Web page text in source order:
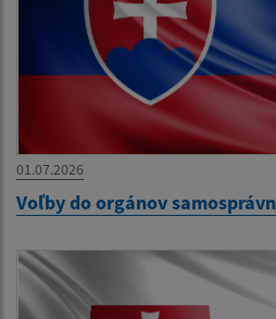
01.07.2026
Voľby do orgánov